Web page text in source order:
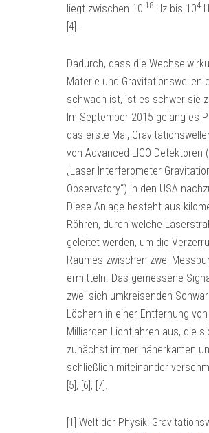
liegt zwischen 10-18 Hz bis 104
[4].
Dadurch, dass die
Materie und Gravitationswellen
schwach ist, ist es schwer sie
Im September 2015 gelang es
das erste Mal,
von Advanced-LIGO-Detektoren
„Laser Interferometer
Observatory“) in den USA
Diese Anlage besteht aus
Röhren, durch welche
geleitet werden, um die
Raumes zwischen zwei
ermitteln. Das gemessene
zwei sich umkreisenden
Löchern in einer Entfernung von
Milliarden Lichtjahren aus, die
zunächst immer näherkamen
schließlich miteinander
[5], [6], [7].
[1] Welt der Physik: